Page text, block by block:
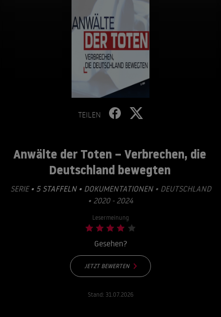
TEILEN
Anwälte der Toten – Verbrechen, die
Deutschland bewegten
SERIE • 5 STAFFELN • DOKUMENTATIONEN• DEUTSCHLAND
• 2020 - 2024
Lesermeinung
Gesehen?
JETZT BEWERTEN
Stand: 31.07.2026